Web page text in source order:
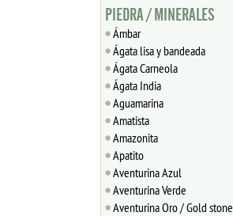
PIEDRA / MINERALES
Ámbar
Ágata lisa y bandeada
Ágata Carneola
Ágata India
Aguamarina
Amatista
Amazonita
Apatito
Aventurina Azul
Aventurina Verde
Aventurina Oro / Gold stone